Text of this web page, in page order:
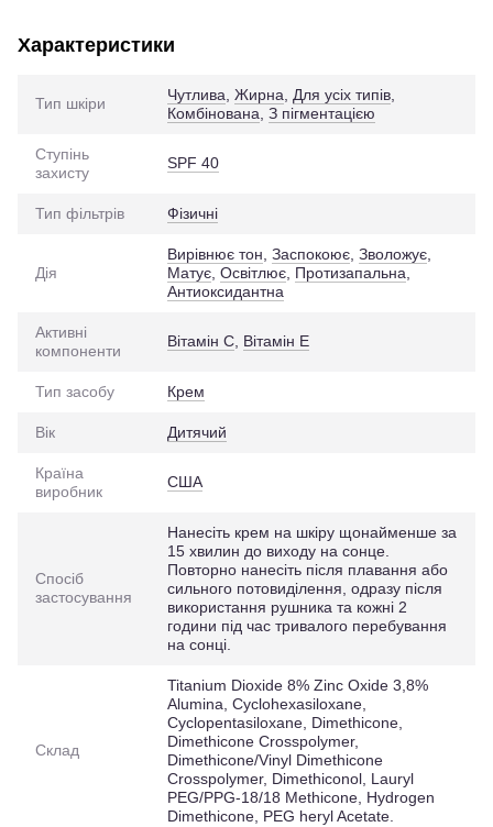
Характеристики
Тип шкіри Чутлива Жирна Для усіх типів
Комбінована З пігментацією
Ступінь
захисту
SPF 40
Тип фільтрів Фізичні
Дія
Вирівнює тон Заспокоює Зволожує
Матує Освітлює Протизапальна
Антиоксидантна
Активні
компоненти
Вітамін С Вітамін Е
Тип засобу Крем
Вік Дитячий
Країна
виробник
США
Спосіб
застосування
Нанесіть крем на шкіру щонайменше за
15 хвилин до виходу на сонце.
Повторно нанесіть після плавання або
сильного потовиділення, одразу після
використання рушника та кожні 2
години під час тривалого перебування
на сонці.
Склад
Titanium Dioxide 8% Zinc Oxide 3,8%
Alumina, Cyclohexasiloxane,
Cyclopentasiloxane, Dimethicone,
Dimethicone Crosspolymer,
Dimethicone/Vinyl Dimethicone
Crosspolymer, Dimethiconol, Lauryl
PEG/PPG-18/18 Methicone, Hydrogen
Dimethicone, PEG heryl Acetate.